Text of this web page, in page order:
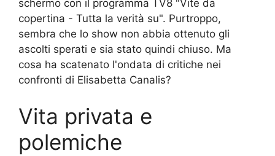
schermo con il programma TV8 "Vite da
copertina - Tutta la verità su". Purtroppo,
sembra che lo show non abbia ottenuto gli
ascolti sperati e sia stato quindi chiuso. Ma
cosa ha scatenato l'ondata di critiche nei
confronti di Elisabetta Canalis?
Vita privata e
polemiche